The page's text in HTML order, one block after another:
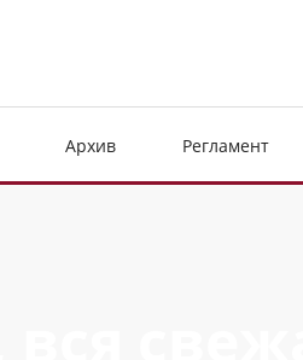
Архив Регламент